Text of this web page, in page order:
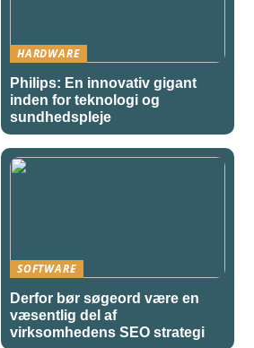
HARDWARE
Philips: En innovativ gigant
inden for teknologi og
sundhedspleje
SOFTWARE
Derfor bør søgeord være en
væsentlig del af
virksomhedens SEO strategi